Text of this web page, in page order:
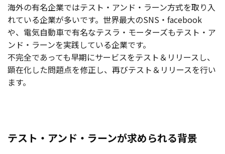
海外の有名企業ではテスト・アンド・ラーン方式を取り入
れている企業が多いです。世界最大のSNS・facebook
や、電気自動車で有名なテスラ・モーターズもテスト・ア
ンド・ラーンを実践している企業です。
不完全であっても早期にサービスをテスト＆リリースし、
顕在化した問題点を修正し、再びテスト＆リリースを行い
ます。
テスト・アンド・ラーンが求められる背景